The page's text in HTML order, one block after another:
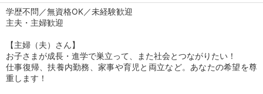
学歴不問／無資格OK／未経験歓迎
主夫・主婦歓迎
【主婦（夫）さん】
お子さまが成長・進学で巣立って、また社会とつながりたい！
仕事復帰、扶養内勤務、家事や育児と両立など。あなたの希望を尊
重します！